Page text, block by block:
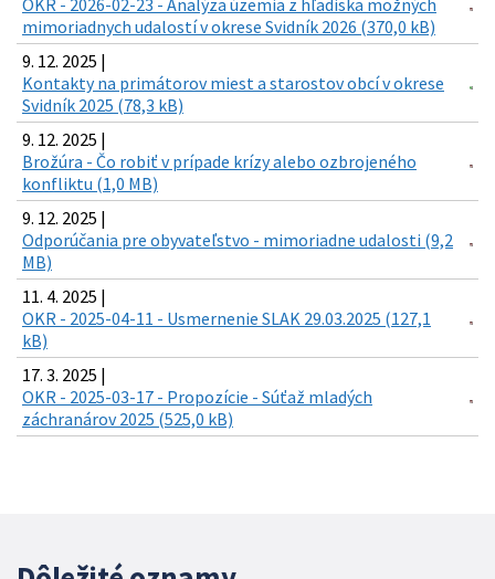
OKR - 2026-02-23 - Analýza územia z hľadiska možných
mimoriadnych udalostí v okrese Svidník 2026 (370,0 kB)
9. 12. 2025 |
Kontakty na primátorov miest a starostov obcí v okrese
Svidník 2025 (78,3 kB)
9. 12. 2025 |
Brožúra - Čo robiť v prípade krízy alebo ozbrojeného
konfliktu (1,0 MB)
9. 12. 2025 |
Odporúčania pre obyvateľstvo - mimoriadne udalosti (9,2
MB)
11. 4. 2025 |
OKR - 2025-04-11 - Usmernenie SLAK 29.03.2025 (127,1
kB)
17. 3. 2025 |
OKR - 2025-03-17 - Propozície - Súťaž mladých
záchranárov 2025 (525,0 kB)